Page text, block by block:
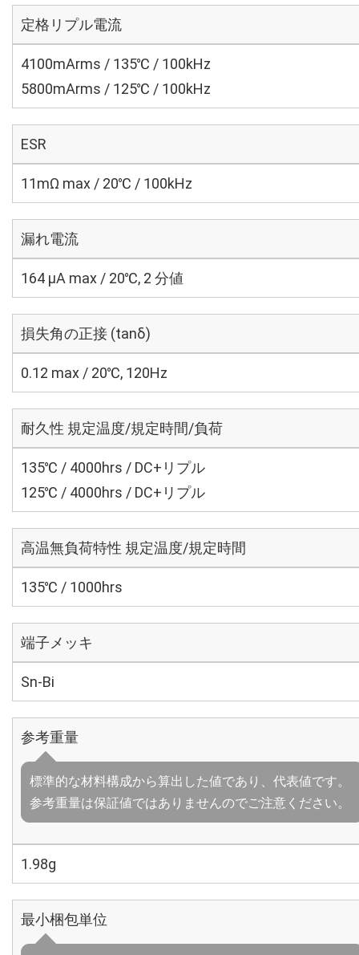
定格リプル電流
4100mArms / 135℃ / 100kHz
5800mArms / 125℃ / 100kHz
ESR
11mΩ max / 20℃ / 100kHz
漏れ電流
164 μA max / 20℃, 2 分値
損失角の正接 (tanδ)
0.12 max / 20℃, 120Hz
耐久性 規定温度/規定時間/負荷
135℃ / 4000hrs / DC+リプル
125℃ / 4000hrs / DC+リプル
高温無負荷特性 規定温度/規定時間
135℃ / 1000hrs
端子メッキ
Sn-Bi
参考重量
標準的な材料構成から算出した値であり、代表値です。
参考重量は保証値ではありませんのでご注意ください。
1.98g
最小梱包単位